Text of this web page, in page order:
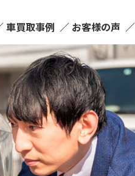
車買取事例 お客様の声